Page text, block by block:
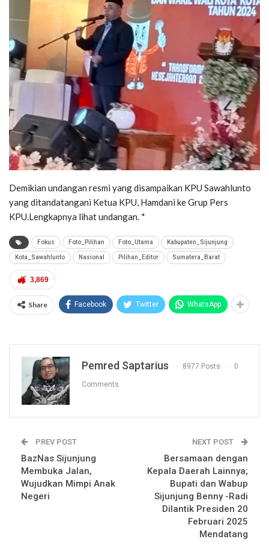
Demikian undangan resmi yang disampaikan KPU Sawahlunto
yang ditandatangani Ketua KPU, Hamdani ke Grup Pers
KPU.Lengkapnya lihat undangan. *
Fokus Foto_Pilihan Foto_Utama Kabupaten_Sijunjung
Kota_Sawahlunto Nasional Pilihan_Editor Sumatera_Barat
3,869
Share Facebook Twitter WhatsApp
Pemred Saptarius 8977 Posts 0
Comments
PREV POST
BazNas Sijunjung
Membuka Jalan,
Wujudkan Mimpi Anak
Negeri
NEXT POST
Bersamaan dengan
Kepala Daerah Lainnya;
Bupati dan Wabup
Sijunjung Benny -Radi
Dilantik Presiden 20
Februari 2025
Mendatang